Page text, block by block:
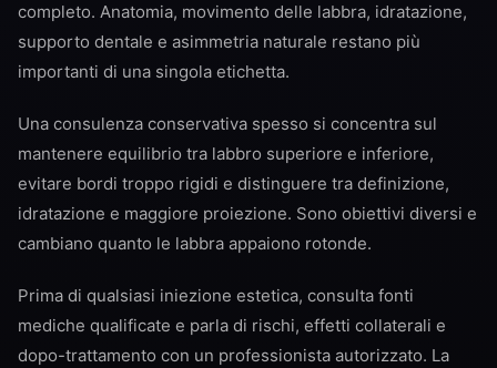
completo. Anatomia, movimento delle labbra, idratazione,
supporto dentale e asimmetria naturale restano più
importanti di una singola etichetta.
Una consulenza conservativa spesso si concentra sul
mantenere equilibrio tra labbro superiore e inferiore,
evitare bordi troppo rigidi e distinguere tra definizione,
idratazione e maggiore proiezione. Sono obiettivi diversi e
cambiano quanto le labbra appaiono rotonde.
Prima di qualsiasi iniezione estetica, consulta fonti
mediche qualificate e parla di rischi, effetti collaterali e
dopo-trattamento con un professionista autorizzato. La